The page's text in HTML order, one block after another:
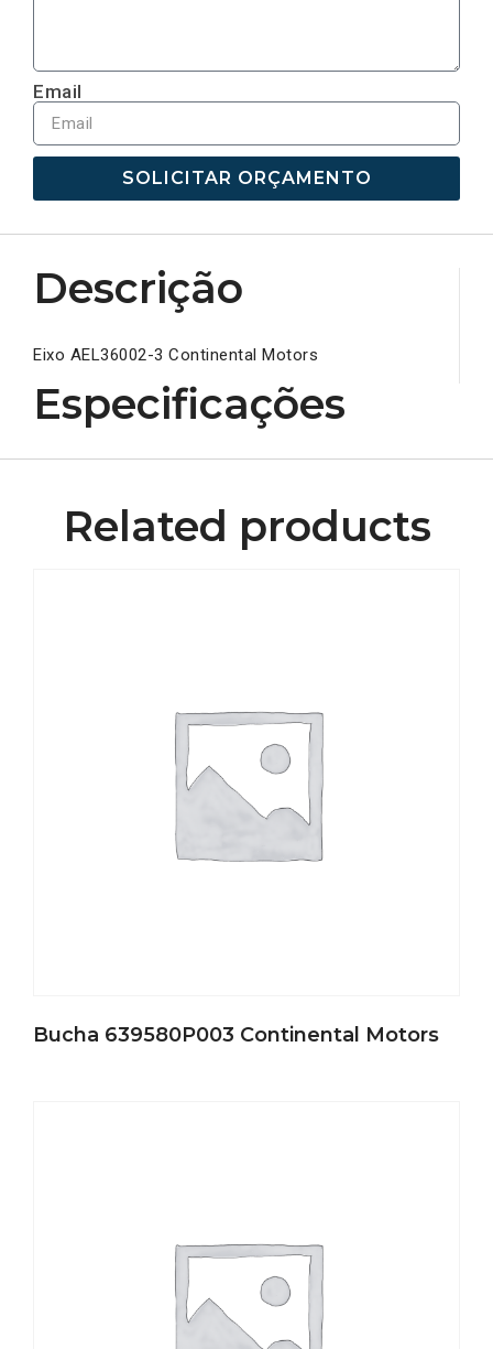
Email
SOLICITAR ORÇAMENTO
Descrição
Eixo AEL36002-3 Continental Motors
Especificações
Related products
Bucha 639580P003 Continental Motors